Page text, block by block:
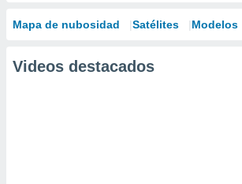
Mapa de nubosidad Satélites Modelos
Videos destacados